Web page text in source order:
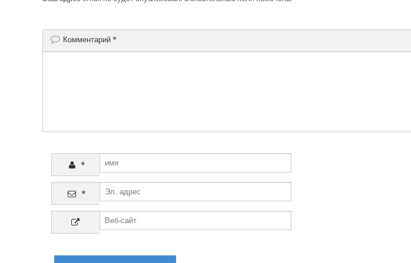
Комментарий*
*
*